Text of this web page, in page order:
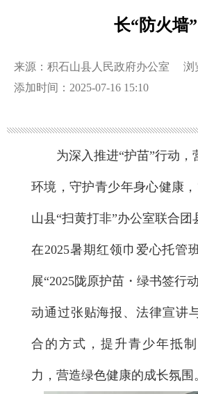
长“防火墙”
来源：积石山县人民政府办公室 浏
添加时间：2025-07-16 15:10
为深入推进“护苗”行动
环境，守护青少年身心健康
山县“扫黄打非”办公室联合团
在2025暑期红领巾爱心托管
展“2025陇原护苗・绿书签行
动通过张贴海报、法律宣讲
合的方式，提升青少年抵
力，营造绿色健康的成长氛围